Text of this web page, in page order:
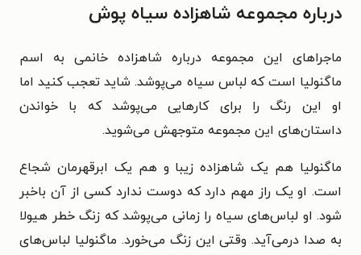
درباره مجموعه شاهزاده سیاه پوش
ماجراهای این مجموعه درباره شاهزاده خانمی به اسم
ماگنولیا است که لباس سیاه می‌پوشد. شاید تعجب کنید اما
او این رنگ را برای کارهایی می‌پوشد که با خواندن
داستان‌های این مجموعه متوجهش می‌شوید.
ماگنولیا هم یک شاهزاده زیبا و هم یک ابرقهرمان شجاع
است. او یک راز مهم دارد که دوست ندارد کسی از آن باخبر
شود. او لباس‌های سیاه را زمانی می‌پوشد که زنگ خطر هیولا
به صدا درمی‌آید. وقتی این زنگ می‌خورد. ماگنولیا لباس‌های